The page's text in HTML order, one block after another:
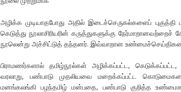
அழிக்க முடியாதபோது அதில் இடைச்செருகல்களைப்
கெடுத்து நூலாசிரியரின் கருத்துகளுக்கு
நூலென்று அச்சிட்டுத் தந்தனர். இவ்வாறான
பிராமணர்களால் தமிழ்நூல்கள் அழிக்கப்பட்ட,
வரலாறு, பண்பாடு முதலியவை மறைக்கப்பட்ட
மனங்கலங்கி பழந்தமிழ் மன்பதை, பண்பாடு குறித்த